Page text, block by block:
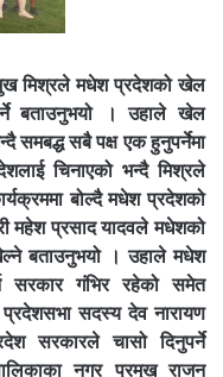
मिश्रले मधेश प्रदेशको खेल
बताउनुभयो । उहाले खेल
समबद्ध सबै पक्ष एक हुनुपर्नेमा
चिनाएको भन्दै मिश्रले
बोल्दै मधेश प्रदेशको
महेश प्रसाद यादवले मधेशको
बताउनुभयो । उहाले मधेश
सरकार गंभिर रहेको समेत
सदस्य देव नारायण
सरकारले चासो दिनुपर्ने
नगर प्रमुख राजन